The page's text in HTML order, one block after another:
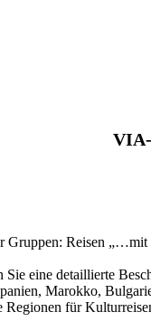
Gruppen: Reisen
eine detaillierte
Marokko,
Regionen für